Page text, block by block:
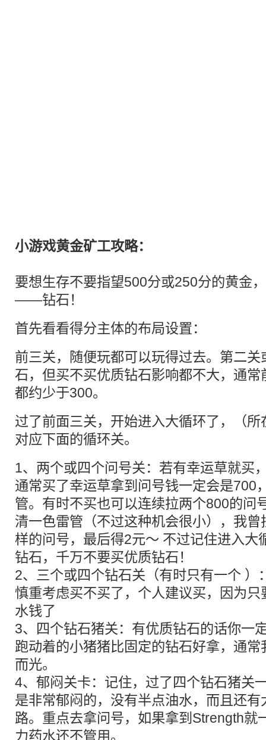
小游戏黄金矿工攻略：
要想生存不要指望500分或250分的黄金
——钻石！
首先看看得分主体的布局设置：
前三关，随便玩都可以玩得过去。第二
石，但买不买优质钻石影响都不大，通
都约少于300。
过了前面三关，开始进入大循环了，（
对应下面的循环关。
1、两个或四个问号关：若有幸运草就买
通常买了幸运草拿到问号钱一定会是700
管。有时不买也可以连续拉两个800的问
清一色雷管（不过这种机会很小），我
样的问号，最后得2元～ 不过记住进入大
钻石，千万不要买优质钻石！
2、三个或四个钻石关（有时只有一个 ）
慎重考虑买不买了，个人建议买，因为
水钱了
3、四个钻石猪关：有优质钻石的话你一
跑动着的小猪猪比固定的钻石好拿，通
而光。
4、郁闷关卡：记住，过了四个钻石猪关
是非常郁闷的，没有半点油水，而且还
路。重点去拿问号，如果拿到Strength就
力药水还不管用。